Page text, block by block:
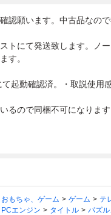
認願います。中古品なの
トにて発送致します。ノ
す。
て起動確認済。・取説使用感
るので同梱不可になります
おもちゃ、ゲーム ゲーム テ
PCエンジン
タイトル パズ